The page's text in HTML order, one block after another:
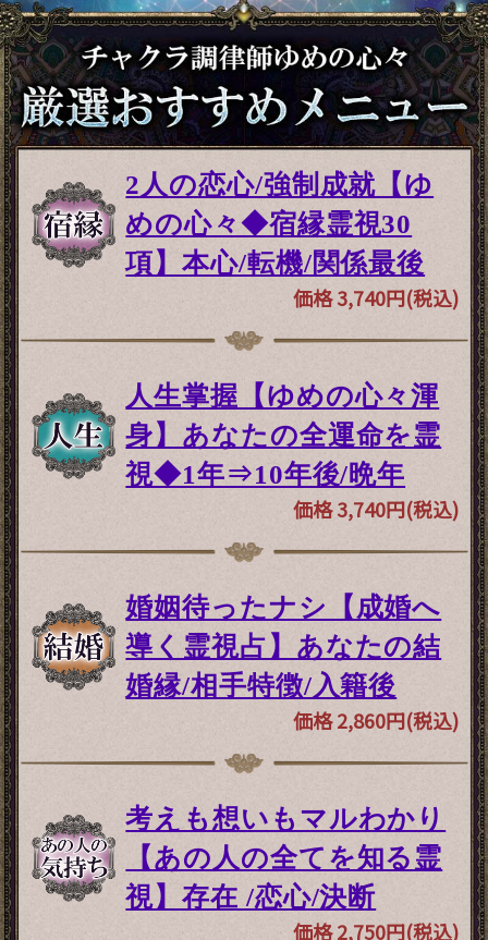
2人の恋心/強制成就【ゆ
めの心々◆宿縁霊視30
項】本心/転機/関係最後
価格 3,740円(税込)
人生掌握【ゆめの心々渾
身】あなたの全運命を霊
視◆1年⇒10年後/晩年
価格 3,740円(税込)
婚姻待ったナシ【成婚へ
導く霊視占】あなたの結
婚縁/相手特徴/入籍後
価格 2,860円(税込)
考えも想いもマルわかり
【あの人の全てを知る霊
視】存在 /恋心/決断
価格 2,750円(税込)